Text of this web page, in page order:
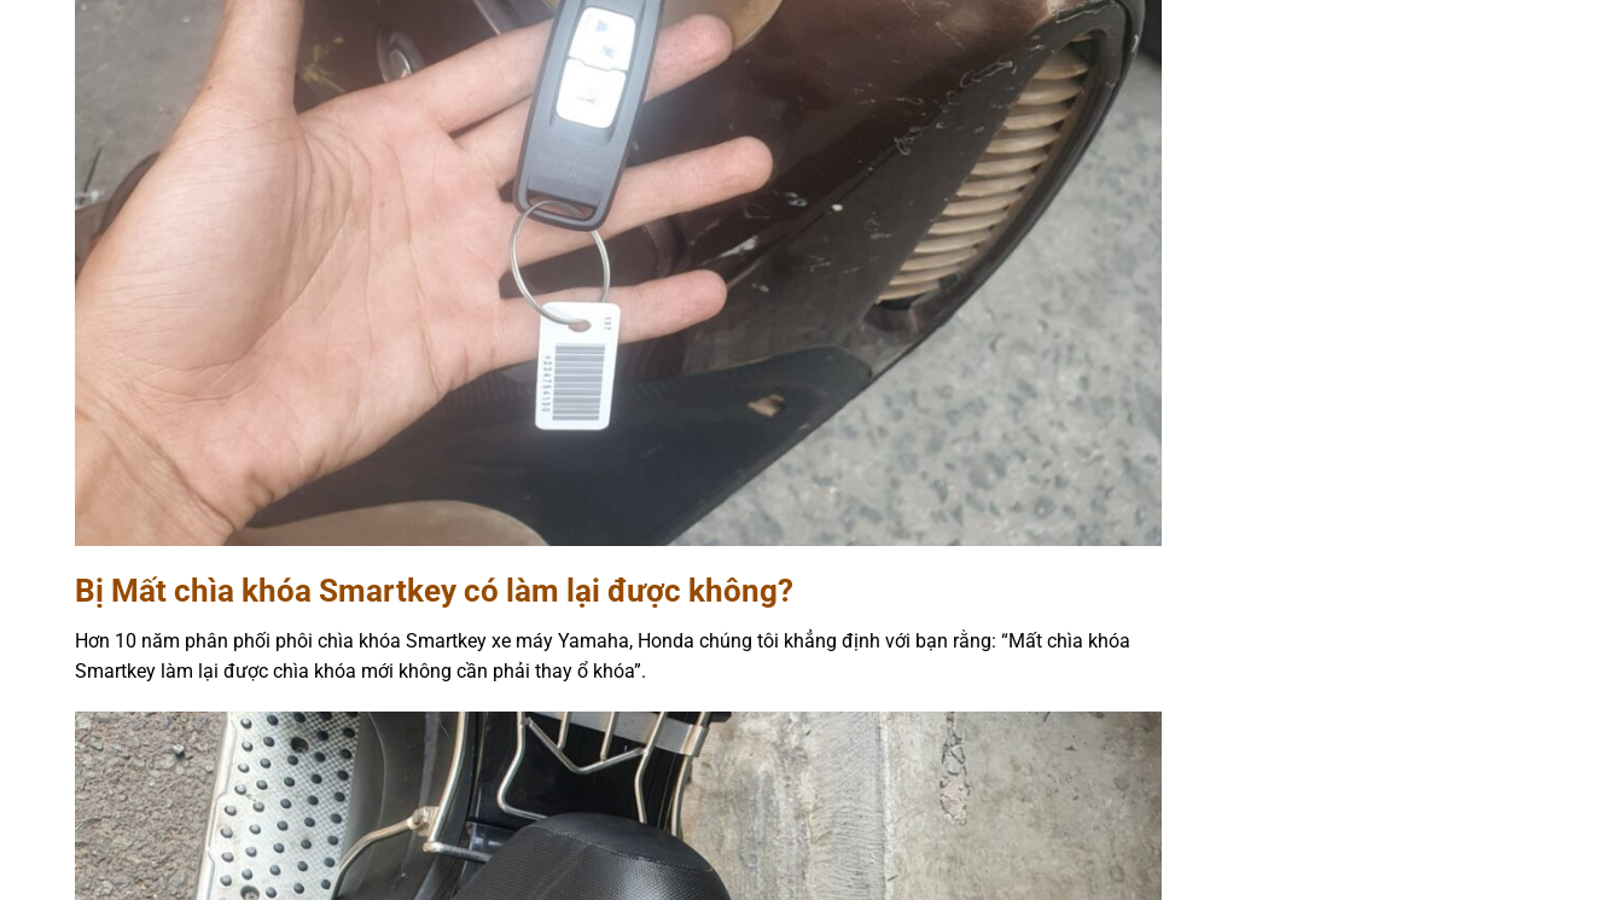
Bị Mất chìa khóa Smartkey có làm lại được không?
Hơn 10 năm phân phối phôi chìa khóa Smartkey xe máy Yamaha, Honda chúng tôi khẳng định với bạn rằng: “Mất chìa khóa
Smartkey làm lại được chìa khóa mới không cần phải thay ổ khóa”.